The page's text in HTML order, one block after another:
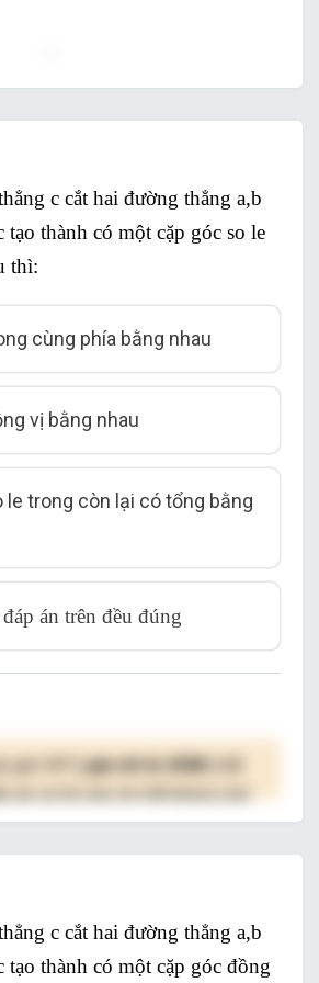
c cắt hai đường thẳng a,b
tạo thành có một cặp góc so le
thì:
cùng phía bằng nhau
vị bằng nhau
le trong còn lại có tổng bằng
án trên đều đúng
( giá chỉ từ 250K )
c cắt hai đường thẳng a,b
tạo thành có một cặp góc đồng